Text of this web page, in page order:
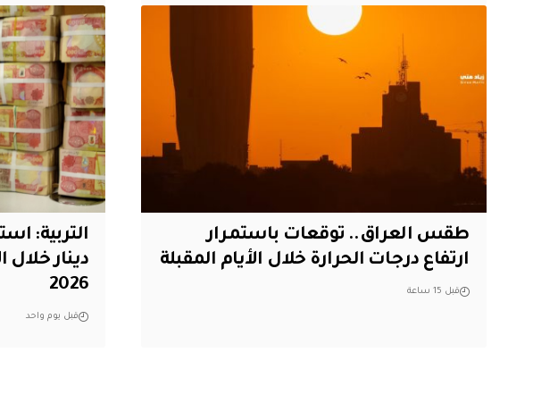
طقس العراق.. توقعات باستمرار
ارتفاع درجات الحرارة خلال الأيام المقبلة
قبل 15 ساعة
التربية:
دينار
2026
قبل يوم واحد